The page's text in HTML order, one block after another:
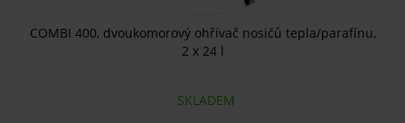
COMBI 400, dvoukomorový ohřívač nosičů tepla/parafínu,
2 x 24 l
SKLADEM